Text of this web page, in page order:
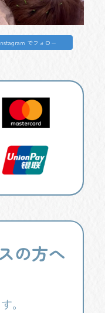
でフォロー
の方へ
。